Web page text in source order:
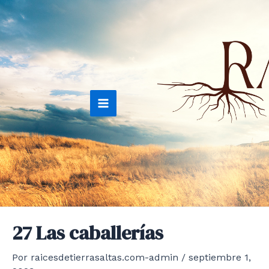
Ir
al
contenido
Main
Menu
27 Las caballerías
Por raicesdetierrasaltas.com-admin / septiembre 1,